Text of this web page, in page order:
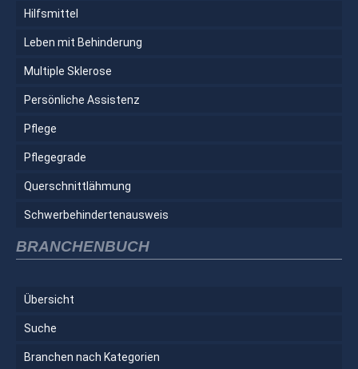
Hilfsmittel
Leben mit Behinderung
Multiple Sklerose
Persönliche Assistenz
Pflege
Pflegegrade
Querschnittlähmung
Schwerbehindertenausweis
BRANCHENBUCH
Übersicht
Suche
Branchen nach Kategorien